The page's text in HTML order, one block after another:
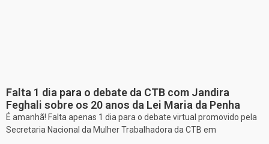
Falta 1 dia para o debate da CTB com Jandira
Feghali sobre os 20 anos da Lei Maria da Penha
É amanhã! Falta apenas 1 dia para o debate virtual promovido pela
Secretaria Nacional da Mulher Trabalhadora da CTB em